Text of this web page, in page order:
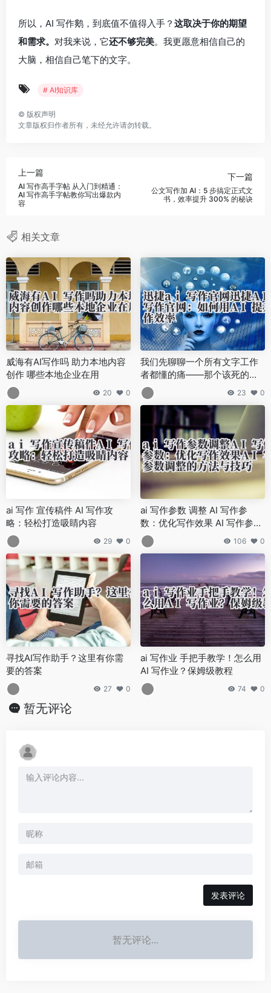
所以，AI 写作鹅，到底值不值得入手？ 这取决于你的期望
和需求。 对我来说，它还不够完美。我更愿意相信自己的
大脑，相信自己笔下的文字。
# AI知识库
© 版权声明
文章版权归作者所有，未经允许请勿转载。
上一篇
AI 写作高手字帖 从入门到精通：
AI 写作高手字帖教你写出爆款内
容
下一篇
公文写作加 AI：5 步搞定正式文
书，效率提升 300% 的秘诀
相关文章
威海有AI写作吗 助力本地内容
创作 哪些本地企业在用
20 0
我们先聊聊一个所有文字工作
者都懂的痛——那个该死的、
闪烁的光标。
23 0
ai 写作 宣传稿件 AI 写作攻
略：轻松打造吸睛内容
29 0
ai 写作参数 调整 AI 写作参
数：优化写作效果 AI 写作参数
调整的方法与技巧
106 0
寻找AI写作助手？这里有你需
要的答案
27 0
ai 写作业 手把手教学！怎么用
AI 写作业？保姆级教程
74 0
暂无评论
发表评论
暂无评论...